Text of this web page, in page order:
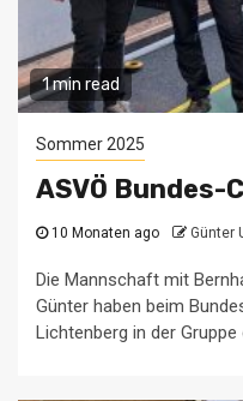
1 min read
Sommer 2025
ASVÖ Bundes-
10 Monaten ago Günter
Die Mannschaft mit
Günter haben beim
Lichtenberg in der Gruppe